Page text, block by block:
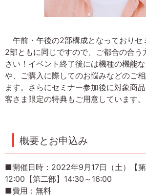
午前・午後の2部構成となっておりセ
2部ともに同じですので、ご都合の合う
さい！イベント終了後には機種の機能
や、ご購入に際してのお悩みなどのご
ます。さらにセミナー参加後に対象商
客さま限定の特典もご用意しています。
概要とお申込み
■開催日時：2022年9月17日（土）【第
12:00【第二部】14:30～16:00
■費用：無料